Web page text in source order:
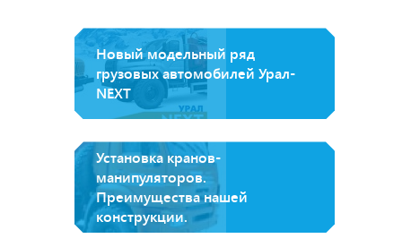
Новый модельный ряд
грузовых автомобилей Урал-
NEXT
Установка кранов-
манипуляторов.
Преимущества нашей
конструкции.